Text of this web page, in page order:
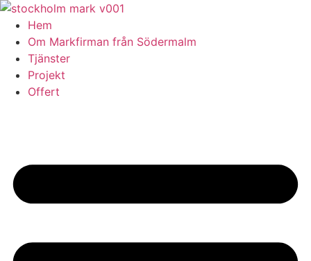
Skip
content
Hem
Om Markfirman från Södermalm
Tjänster
Projekt
Offert